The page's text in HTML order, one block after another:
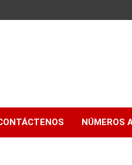
NÚMEROS